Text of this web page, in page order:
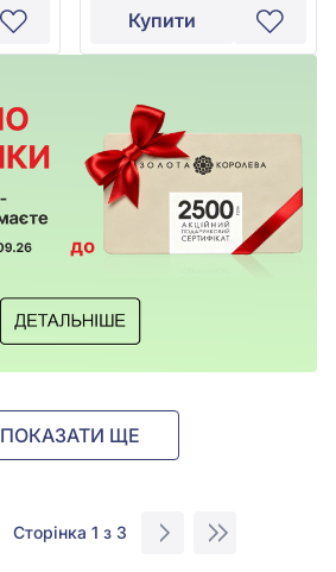
Купити
ПОКАЗАТИ ЩЕ
Сторінка 1 з 3